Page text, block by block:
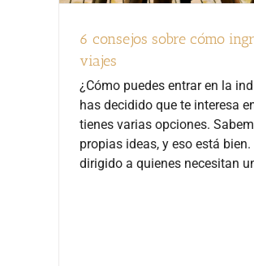
6 consejos sobre cómo
viajes
¿Cómo puedes entrar en la
has decidido que te interesa
tienes varias opciones.
propias ideas, y eso está
dirigido a quienes necesitan